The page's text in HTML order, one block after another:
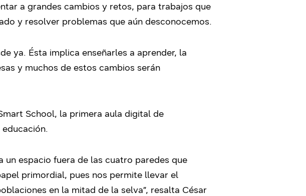
a grandes cambios y retos, para trabajos que
y resolver problemas que aún desconocemos.
ya. Ésta implica enseñarles a aprender, la
y muchos de estos cambios serán
School, la primera aula digital de
un espacio fuera de las cuatro paredes que
primordial, pues nos permite llevar el
en la mitad de la selva”, resalta César